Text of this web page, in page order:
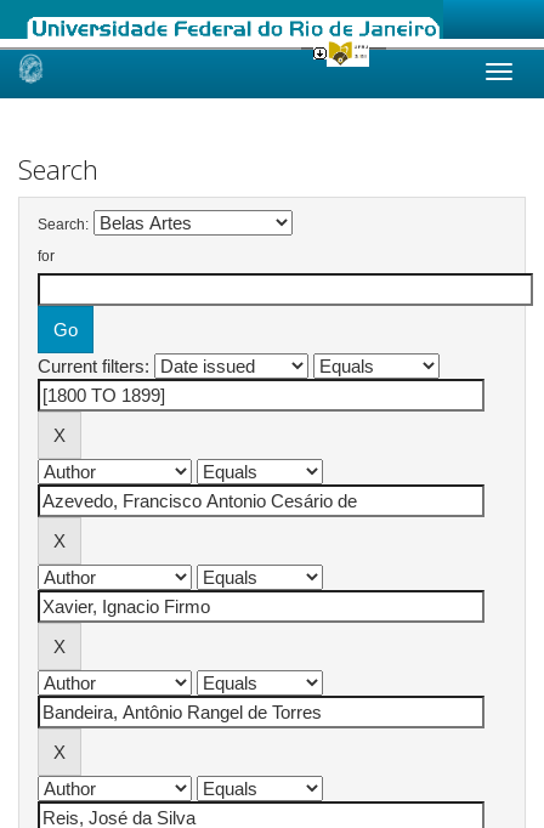
Skip
Search
Search:
for
Current filters: